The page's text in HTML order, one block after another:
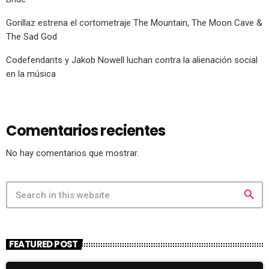
Gorillaz estrena el cortometraje The Mountain, The Moon Cave &
The Sad God
Codefendants y Jakob Nowell luchan contra la alienación social
en la música
Comentarios recientes
No hay comentarios que mostrar.
search
FEATURED POST